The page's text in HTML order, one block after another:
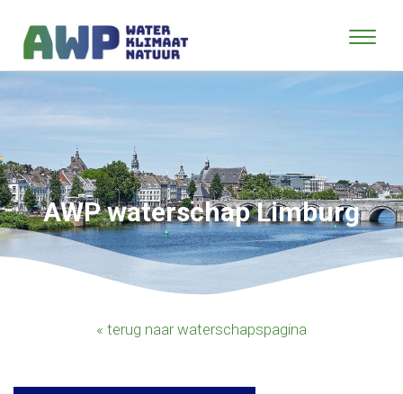
AWP waterschap Limburg
« terug naar waterschapspagina